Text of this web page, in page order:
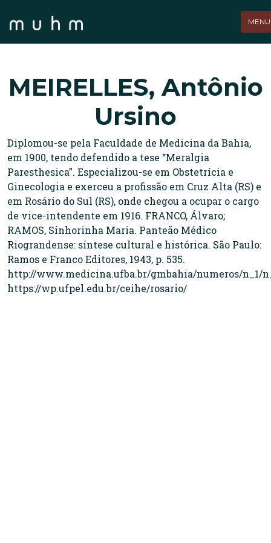
MEIRELLES, Antônio
Ursino
Diplomou-se pela Faculdade de Medicina da Bahia,
em 1900, tendo defendido a tese “Meralgia
Paresthesica”. Especializou-se em Obstetrícia e
Ginecologia e exerceu a profissão em Cruz Alta (RS) e
em Rosário do Sul (RS), onde chegou a ocupar o cargo
de vice-intendente em 1916. FRANCO, Álvaro;
RAMOS, Sinhorinha Maria. Panteão Médico
Riograndense: síntese cultural e histórica. São Paulo:
Ramos e Franco Editores, 1943, p. 535.
http://www.medicina.ufba.br/gmbahia/numeros/n_1/
https://wp.ufpel.edu.br/ceihe/rosario/